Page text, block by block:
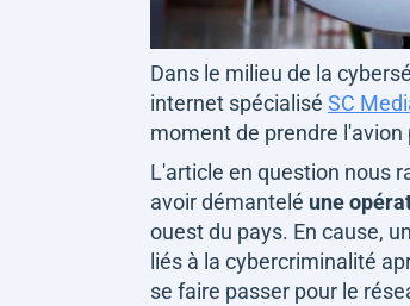
Dans le milieu de la
internet spécialisé SC
moment de prendre
L'article en question nous
avoir démantelé une
ouest du pays. En cause,
liés à la cybercriminalité
se faire passer pour le